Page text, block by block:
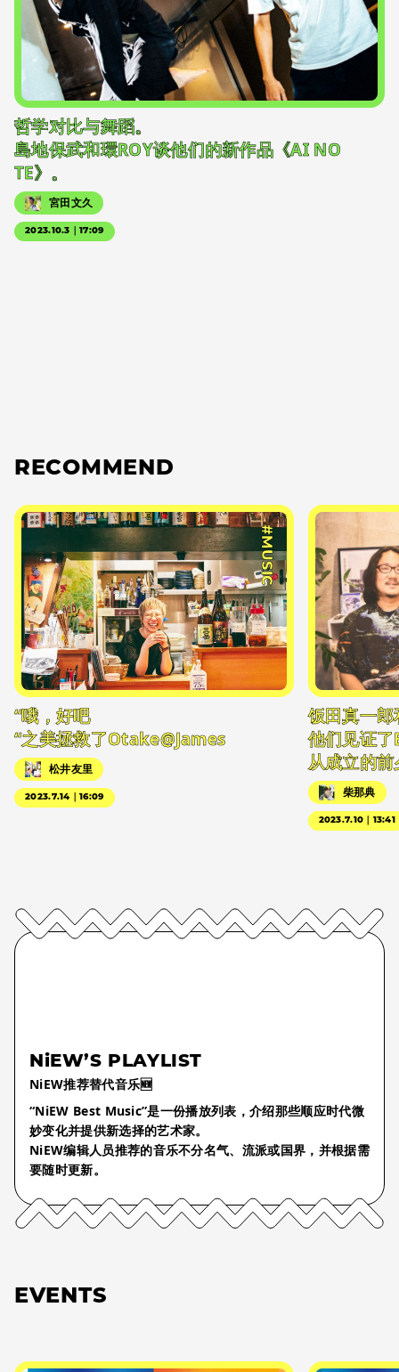
哲学对比与舞蹈。
島地保武和環ROY谈他们的新作品《AI NO
TE》。
宮田文久
2023.10.3｜17:09
RECOMMEND
#MUSIC
“哦，好吧
“之美拯救了Otake@James
松井友里
2023.7.14｜16:09
饭田真一
他们见证
从成立的
柴那典
2023.7.10｜13:41
NiEW’S PLAYLIST
NiEW推荐替代音乐🆕
“NiEW Best Music”是一份播放列表，介绍那些顺应时代微
妙变化并提供新选择的艺术家。
NiEW编辑人员推荐的音乐不分名气、流派或国界，并根据需
要随时更新。
EVENTS